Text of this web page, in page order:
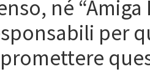
né
per